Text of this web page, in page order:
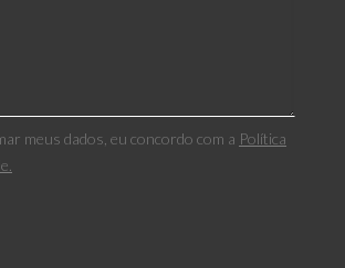
meus dados, eu concordo com a Política